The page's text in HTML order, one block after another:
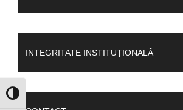
GLISOR NIVEL CONTRAST
INTEGRITATE INSTITUȚIONALĂ